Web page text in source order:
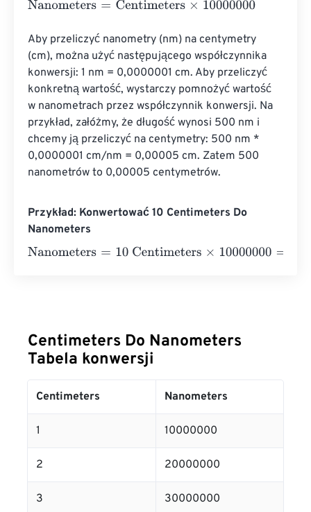
Nanometers= Centimeters×10000000
Aby przeliczyć nanometry (nm) na centymetry
(cm), można użyć następującego współczynnika
konwersji: 1 nm = 0,0000001 cm. Aby przeliczyć
konkretną wartość, wystarczy pomnożyć wartość
w nanometrach przez współczynnik konwersji. Na
przykład, załóżmy, że długość wynosi 500 nm i
chcemy ją przeliczyć na centymetry: 500 nm *
0,0000001 cm/nm = 0,00005 cm. Zatem 500
nanometrów to 0,00005 centymetrów.
Przykład: Konwertować 10 Centimeters Do
Nanometers
Nanometers= 10 Centimeters×10000000=100000000
Centimeters Do Nanometers
Tabela konwersji
Centimeters Nanometers
1 10000000
2 20000000
3 30000000